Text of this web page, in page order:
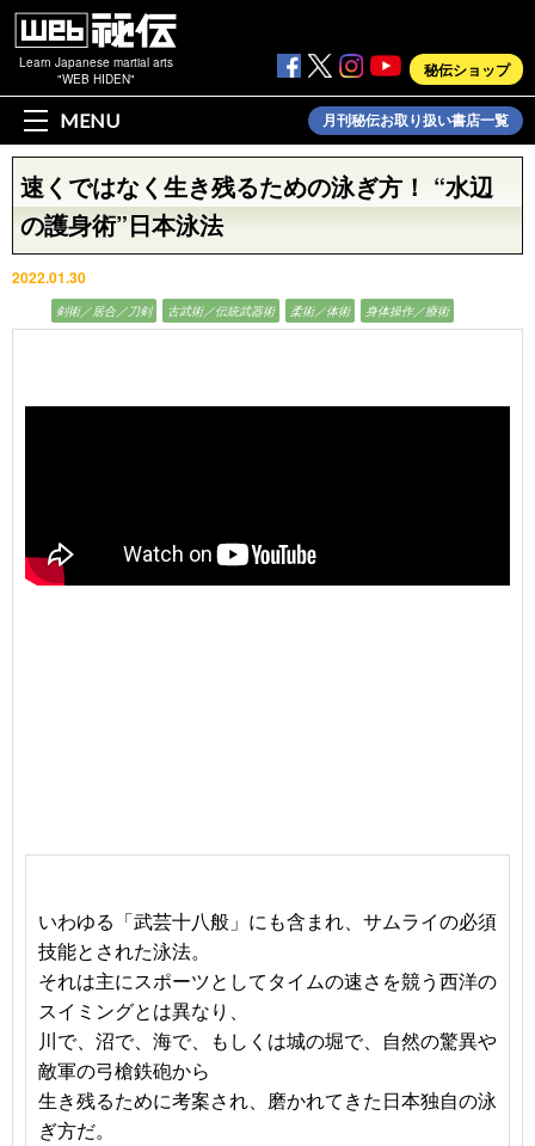
Learn Japanese martial arts
"WEB HIDEN"
秘伝ショップ
MENU 月刊秘伝お取り扱い書店一覧
速くではなく生き残るための泳ぎ方！ “水辺
の護身術”日本泳法
2022.01.30
剣術／居合／刀剣 古武術／伝統武器術 柔術／体術 身体操作／療術
いわゆる「武芸十八般」にも含まれ、サムライの必須
技能とされた泳法。
それは主にスポーツとしてタイムの速さを競う西洋の
スイミングとは異なり、
川で、沼で、海で、もしくは城の堀で、自然の驚異や
敵軍の弓槍鉄砲から
生き残るために考案され、磨かれてきた日本独自の泳
ぎ方だ。